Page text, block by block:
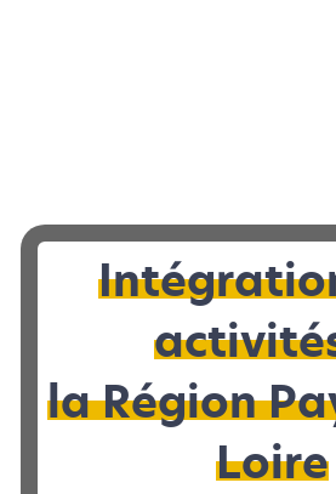
la Région
Loire